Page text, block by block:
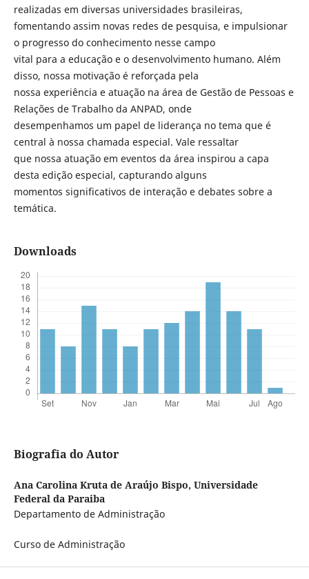
realizadas em diversas universidades brasileiras,
fomentando assim novas redes de pesquisa, e impulsionar
o progresso do conhecimento nesse campo
vital para a educação e o desenvolvimento humano. Além
disso, nossa motivação é reforçada pela
nossa experiência e atuação na área de Gestão de Pessoas e
Relações de Trabalho da ANPAD, onde
desempenhamos um papel de liderança no tema que é
central à nossa chamada especial. Vale ressaltar
que nossa atuação em eventos da área inspirou a capa
desta edição especial, capturando alguns
momentos significativos de interação e debates sobre a
temática.
Downloads
Biografia do Autor
Ana Carolina Kruta de Araújo Bispo, Universidade
Federal da Paraiba
Departamento de Administração
Curso de Administração